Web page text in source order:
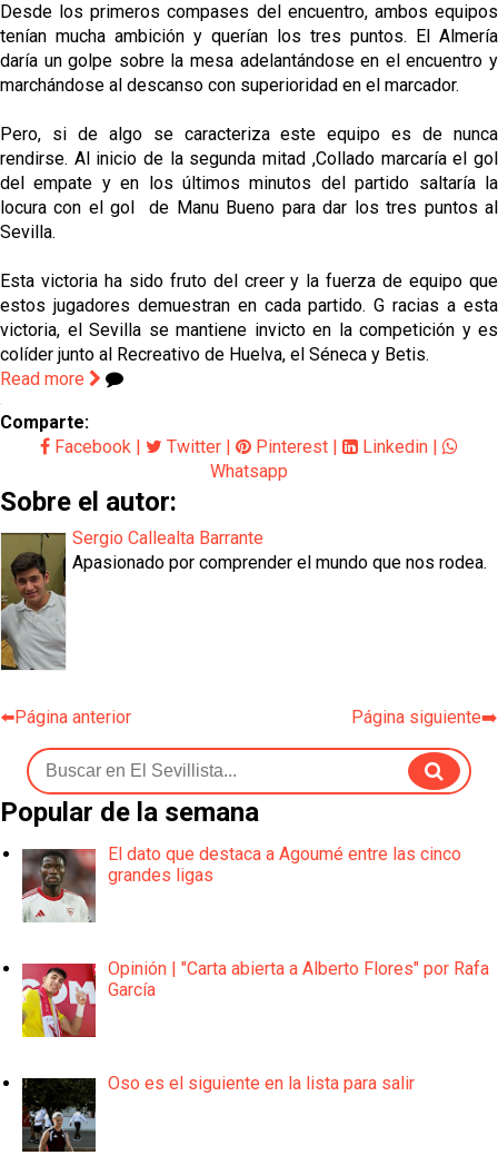
Desde los primeros compases del encuentro, ambos equipos
tenían mucha ambición y querían los tres puntos. El Almería
daría un golpe sobre la mesa adelantándose en el encuentro y
marchándose al descanso con superioridad en el marcador.
Pero, si de algo se caracteriza este equipo es de nunca
rendirse. Al inicio de la segunda mitad ,Collado marcaría el gol
del empate y en los últimos minutos del partido saltaría la
locura con el gol de Manu Bueno para dar los tres puntos al
Sevilla.
Esta victoria ha sido fruto del creer y la fuerza de equipo que
estos jugadores demuestran en cada partido. G racias a esta
victoria, el Sevilla se mantiene invicto en la competición y es
colíder junto al Recreativo de Huelva, el Séneca y Betis.
Read more
Comparte:
Facebook
Twitter Pinterest Linkedin
Whatsapp
Sobre el autor:
Sergio Callealta Barrante
Apasionado por comprender el mundo que nos rodea.
⬅️Página anterior Página siguiente➡️
Popular de la semana
El dato que destaca a Agoumé entre las cinco
grandes ligas
Opinión | "Carta abierta a Alberto Flores" por Rafa
García
Oso es el siguiente en la lista para salir